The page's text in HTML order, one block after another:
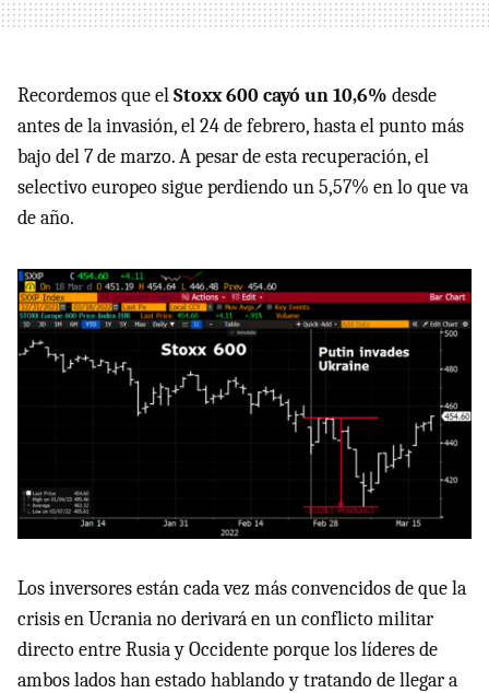
Recordemos que elStoxx 600 cayó un 10,6% desde
antes de la invasión, el 24 de febrero, hasta el punto más
bajo del 7 de marzo. A pesar de esta recuperación, el
selectivo europeo sigue perdiendo un 5,57% en lo que va
de año.
Los inversores están cada vez más convencidos de que la
crisis en Ucrania no derivará en un conflicto militar
directo entre Rusia y Occidente porque los líderes de
ambos lados han estado hablando y tratando de llegar a